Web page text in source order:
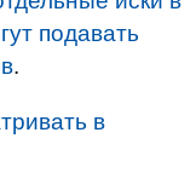
подавать
.
в